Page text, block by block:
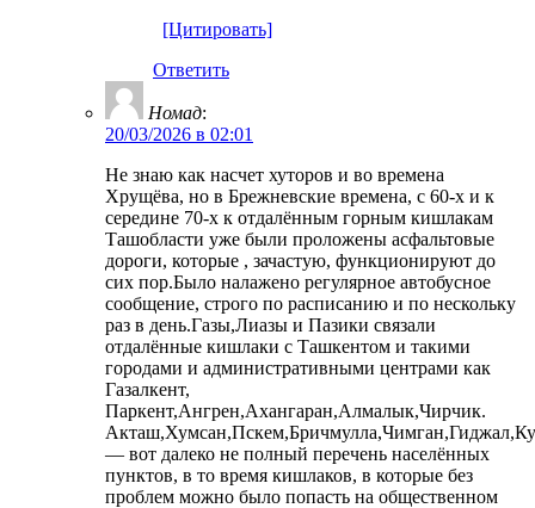
[Цитировать]
Ответить
Номад:
20/03/2026 в 02:01
Не знаю как насчет хуторов и во времена
Хрущёва, но в Брежневские времена, с 60-х и к
середине 70-х к отдалённым горным кишлакам
Ташобласти уже были проложены асфальтовые
дороги, которые , зачастую, функционируют до
сих пор.Было налажено регулярное автобусное
сообщение, строго по расписанию и по нескольку
раз в день.Газы,Лиазы и Пазики связали
отдалённые кишлаки с Ташкентом и такими
городами и административными центрами как
Газалкент,
Паркент,Ангрен,Ахангаран,Алмалык,Чирчик.
— вот далеко не полный перечень населённых
пунктов, в то время кишлаков, в которые без
проблем можно было попасть на общественном